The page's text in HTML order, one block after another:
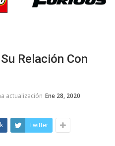
Relación Con
actualización Ene 28, 2020
Twitter